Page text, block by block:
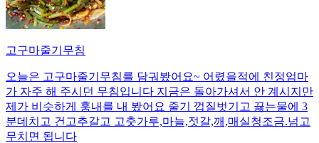
고구마줄기무침
오늘은 고구마줄기무침를 담궈봤어요~ 어렸을적에 친정엄마
가 자주 해 주시던 무침입니다 지금은 돌아가셔서 안 계시지만
제가 비슷하게 훙내를 내 봤어요 줄기 껍질벗기고 끓는물에 3
분데치고 건고추갈고 고춧가루,마늘,젓갈,깨,매실청조금.넘고
무치면 됩니다